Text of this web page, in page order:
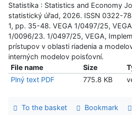
Statistika : Statistics and Economy
statistický úřad, 2026. ISSN 0322-
1, pp. 35-48. VEGA 1/0497/25,
1/0096/23. 1/0497/25, VEGA,
prístupov v oblasti riadenia a
interných modelov poisťovní.
File name
Size
Plný text PDF
775.8 KB
To the basket Bookmark